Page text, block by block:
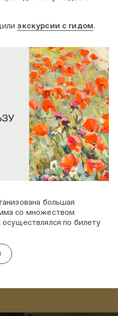
экскурсии с гидом.
большая
со множеством
по билету